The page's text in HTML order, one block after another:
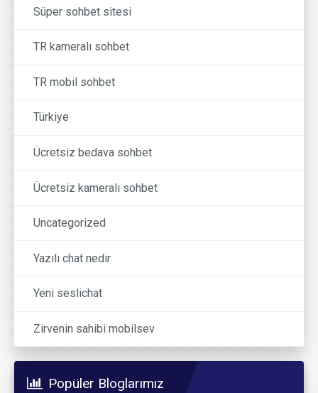
Süper sohbet sitesi
TR kameralı sohbet
TR mobil sohbet
Türkiye
Ücretsiz bedava sohbet
Ücretsiz kameralı sohbet
Uncategorized
Yazılı chat nedir
Yeni seslichat
Zirvenin sahibi mobilsev
Popüler Bloglarımız